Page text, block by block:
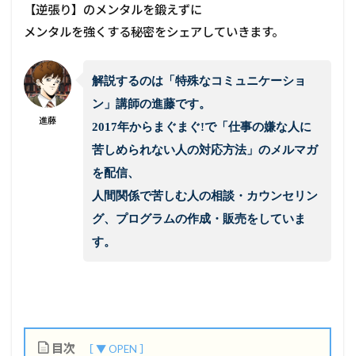
【逆張り】のメンタルを鍛えずに
メンタルを強くする秘密をシェアしていきます。
進藤
解説するのは「特殊なコミュニケーショ
ン」講師の進藤です。
2017年からまぐまぐ!で「仕事の嫌な人に
苦しめられない人の対応方法」のメルマガ
を配信、
人間関係で苦しむ人の相談・カウンセリン
グ、プログラムの作成・販売をしていま
す。
目次